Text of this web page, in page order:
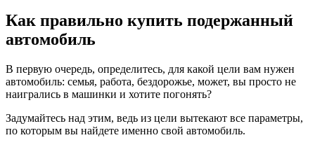
Как правильно купить подержанный
автомобиль
В первую очередь, определитесь, для какой цели вам нужен
автомобиль: семья, работа, бездорожье, может, вы просто не
наигрались в машинки и хотите погонять?
Задумайтесь над этим, ведь из цели вытекают все параметры,
по которым вы найдете именно свой автомобиль.